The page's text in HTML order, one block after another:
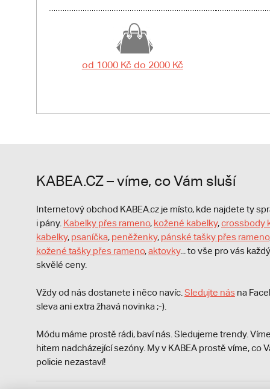
od 1000 Kč do 2000 Kč
KABEA.CZ – víme, co Vám sluší
Internetový obchod KABEA.cz je místo, kde najdete ty
i pány. Kabelky přes rameno, kožené kabelky,crossbody
kabelky, psaníčka, peněženky, pánské tašky přes rameno
kožené tašky přes rameno,aktovky... to vše pro vás
skvělé ceny.
Vždy od nás dostanete i něco navíc. Sledujte nás na
sleva ani extra žhavá novinka ;-).
Módu máme prostě rádi, baví nás. Sledujeme trendy.
hitem nadcházející sezóny. My v KABEA prostě víme, co
policie nezastaví!